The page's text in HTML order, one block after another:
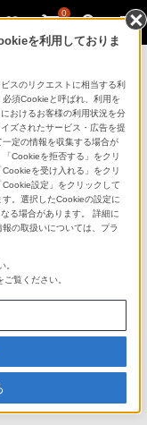
0
ド
利用方法・サービ
。
案内
ビスなど）
を利用しておりま
スのリクエストに相当する利
須Cookieと呼ばれ、利用を
おけるお客様の利用状況を分
ズされたサービス・広告を提
定の情報を収集する場合が
Cookieを拒否する」をクリ
を受け入れる」をクリ
設定」をクリックして
。選択したCookieの設定に
る場合があります。 詳細に
の取扱いについては、プラ
。
ご覧ください。